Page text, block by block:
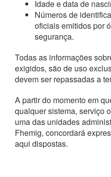
Idade e data de
Números de
oficiais emitidos por
segurança.
Todas as informações
exigidos, são de uso
devem ser repassadas a
A partir do momento em
qualquer sistema, serviço
uma das unidades
Fhemig, concordará
aqui dispostas.